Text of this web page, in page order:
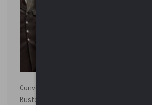
Convegno “La Polizia Locale per la
Busto Arsizio